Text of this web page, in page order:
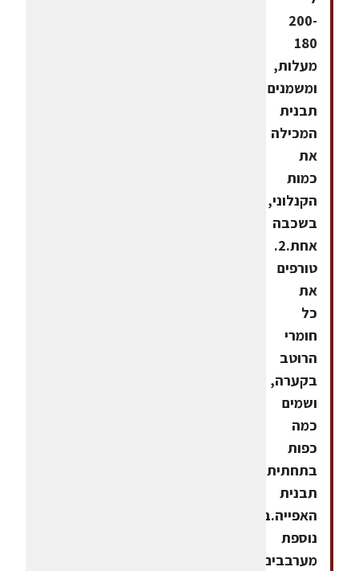
200-
180
מעלות,
ומשמנים
תבנית
המכילה
את
כמות
הקנלוני,
בשכבה
אחת.2.
טורפים
את
כל
חומרי
הרוטב
בקערה,
ושמים
כמה
כפות
בתחתית
תבנית
האפייה.בקערה
נוספת
מערבבים